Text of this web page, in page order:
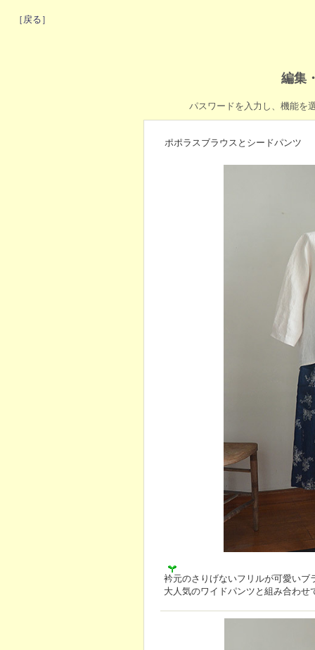
［戻る］
編集
パスワードを入力し、機能を
ポポラスブラウスとシードパンツ
衿元のさりげないフリルが可愛いブ
大人気のワイドパンツと組み合わせ